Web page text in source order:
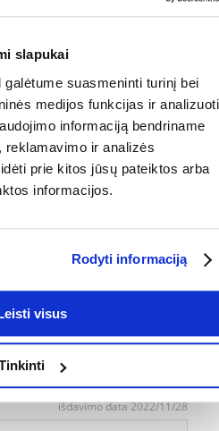
slapukai
suasmeninti turinį bei
medijos funkcijas ir analizuoti
informaciją bendriname
ir analizės
prie kitos jūsų pateiktos arba
informacijos.
Rodyti informaciją
visus
FERA.LT klientai, kurie jį
ir teigiamus, ir neigiamus
PARAŠYTI ATSILIEPIMĄ
2 3
išdavimo data 2024/06/25
Šuniukui, turinčiam
riebaus maisto),
išdavimo data 2022/11/28